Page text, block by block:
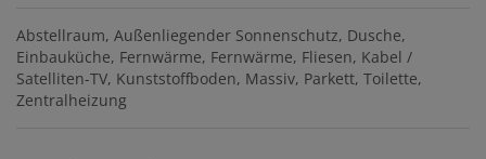
Abstellraum Außenliegender Sonnenschutz Dusche
Einbauküche Fernwärme Fernwärme Fliesen Kabel /
Satelliten-TV Kunststoffboden Massiv Parkett Toilette
Zentralheizung